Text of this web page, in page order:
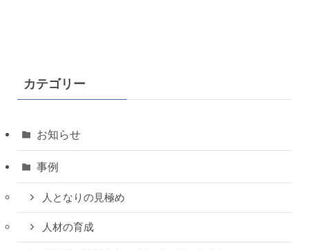
カテゴリー
お知らせ
事例
人となりの見極め
人材の育成